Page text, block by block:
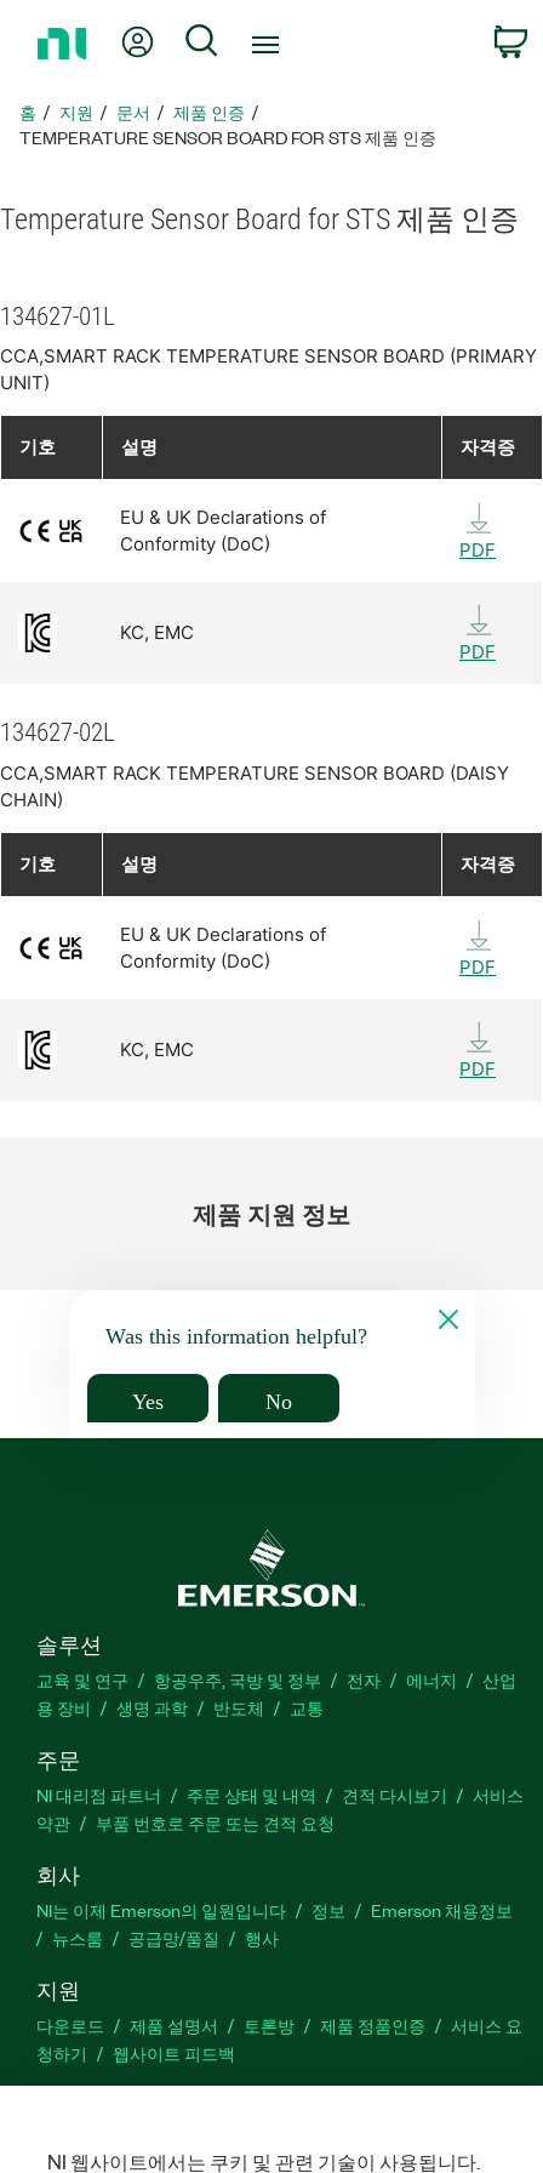
지
로
가
내 계정 검색
홈 지원 문서
제품 인증
TEMPERATURE SENSOR BOARD FOR STS 제품 인증
Temperature Sensor Board for STS 제품 인증
134627-01L
CCA,SMART RACK TEMPERATURE SENSOR BOARD (PRIMARY
UNIT)
기호 설명 자격증
EU & UK Declarations of
Conformity (DoC)
PDF
KC, EMC
PDF
134627-02L
CCA,SMART RACK TEMPERATURE SENSOR BOARD (DAISY
CHAIN)
기호 설명 자격증
EU & UK Declarations of
Conformity (DoC)
PDF
KC, EMC
PDF
제품 지원 정보
Was this information helpful?
Yes No
솔루션
교육 및 연구 항공우주, 국방 및 정부 전자 에너지
산업
용 장비
생명 과학 반도체 교통
주문
NI 대리점 파트너 주문 상태 및 내역 견적 다시보기
서비스
약관
부품 번호로 주문 또는 견적 요청
회사
NI는 이제 Emerson의 일원입니다 정보
Emerson 채용정보
뉴스룸
공급망/품질 행사
지원
다운로드 제품 설명서 토론방 제품 정품인증
서비스 요
청하기
웹사이트 피드백
NI 웹사이트에서는 쿠키 및 관련 기술이 사용됩니다.